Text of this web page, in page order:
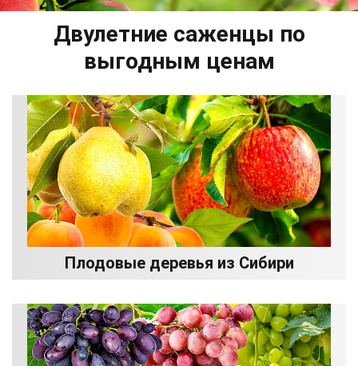
Двулетние саженцы по
выгодным ценам
Плодовые деревья из Сибири